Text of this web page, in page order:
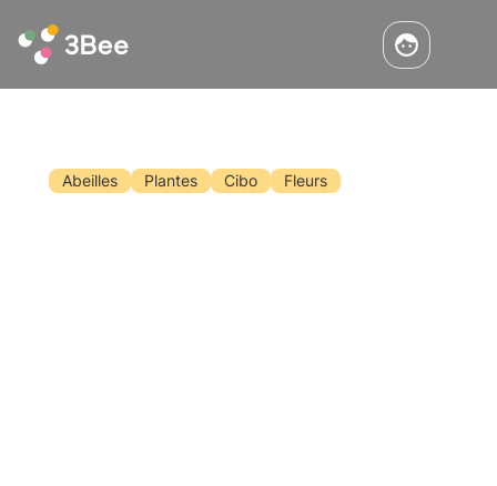
Abeilles Plantes Cibo Fleurs